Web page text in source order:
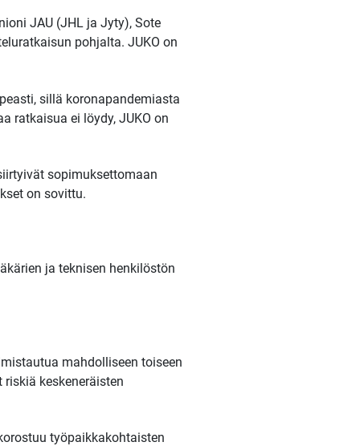
JAU (JHL ja Jyty), Sote
pohjalta. JUKO on
sillä koronapandemiasta
ratkaisua ei löydy, JUKO on
sopimuksettomaan
on sovittu.
ja teknisen henkilöstön
mahdolliseen toiseen
keskeneräisten
työpaikkakohtaisten